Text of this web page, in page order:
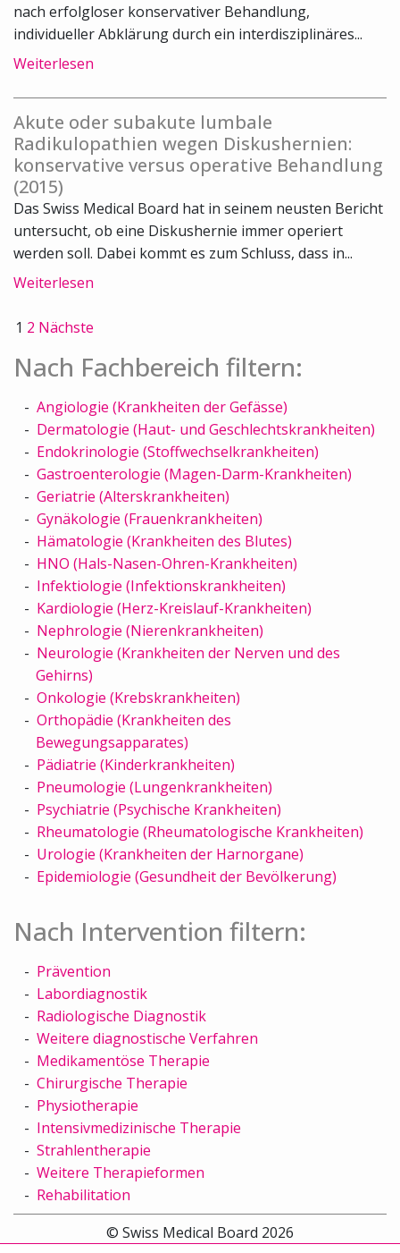
nach erfolgloser konservativer Behandlung,
individueller Abklärung durch ein interdisziplinäres...
Weiterlesen
Akute oder subakute lumbale
Radikulopathien wegen Diskushernien:
konservative versus operative Behandlung
(2015)
Das Swiss Medical Board hat in seinem neusten Bericht
untersucht, ob eine Diskushernie immer operiert
werden soll. Dabei kommt es zum Schluss, dass in...
Weiterlesen
1 2 Nächste
Nach Fachbereich filtern:
Angiologie (Krankheiten der Gefässe)
Dermatologie (Haut- und Geschlechtskrankheiten)
Endokrinologie (Stoffwechselkrankheiten)
Gastroenterologie (Magen-Darm-Krankheiten)
Geriatrie (Alterskrankheiten)
Gynäkologie (Frauenkrankheiten)
Hämatologie (Krankheiten des Blutes)
HNO (Hals-Nasen-Ohren-Krankheiten)
Infektiologie (Infektionskrankheiten)
Kardiologie (Herz-Kreislauf-Krankheiten)
Nephrologie (Nierenkrankheiten)
Neurologie (Krankheiten der Nerven und des
Gehirns)
Onkologie (Krebskrankheiten)
Orthopädie (Krankheiten des
Bewegungsapparates)
Pädiatrie (Kinderkrankheiten)
Pneumologie (Lungenkrankheiten)
Psychiatrie (Psychische Krankheiten)
Rheumatologie (Rheumatologische Krankheiten)
Urologie (Krankheiten der Harnorgane)
Epidemiologie (Gesundheit der Bevölkerung)
Nach Intervention filtern:
Prävention
Labordiagnostik
Radiologische Diagnostik
Weitere diagnostische Verfahren
Medikamentöse Therapie
Chirurgische Therapie
Physiotherapie
Intensivmedizinische Therapie
Strahlentherapie
Weitere Therapieformen
Rehabilitation
© Swiss Medical Board 2026